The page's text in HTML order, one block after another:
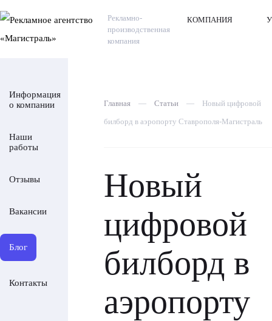
Рекламно-
производственная
компания
КОМПАНИЯ
Информация
о компании
Наши
работы
Отзывы
Вакансии
Блог
Контакты
Главная — Статьи —
Новый цифровой
билборд в аэропорту Ставрополя-Магистраль
Новый
цифровой
билборд в
аэропорту